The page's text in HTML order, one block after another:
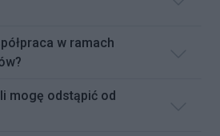
w ramach
mogę odstąpić od